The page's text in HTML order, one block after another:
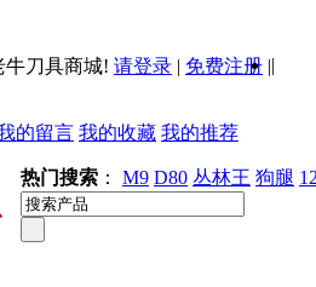
牛刀具商城! 请登录 | 免费注册 ||
的留言 我的收藏 我的推荐
热门搜索 ： M9 D80 丛林王 狗腿